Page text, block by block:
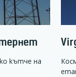
кътче на